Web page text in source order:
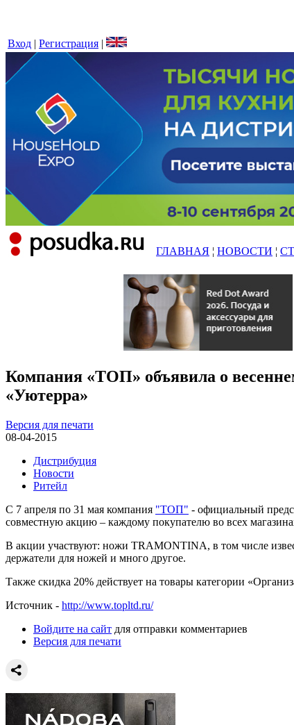
Вход | Регистрация |
ГЛАВНАЯ ¦ НОВОСТИ ¦
Компания «ТОП» объявила о
«Уютерра»
Версия для печати
08-04-2015
Дистрибуция
Новости
Ритейл
С 7 апреля по 31 мая компания "ТОП" - официальный
совместную акцию – каждому покупателю во всех
В акции участвуют: ножи TRAMONTINA, в том числе
держатели для ножей и много другое.
Также скидка 20% действует на товары категории
Источник - http://www.topltd.ru/
Войдите на сайт для отправки комментариев
Версия для печати